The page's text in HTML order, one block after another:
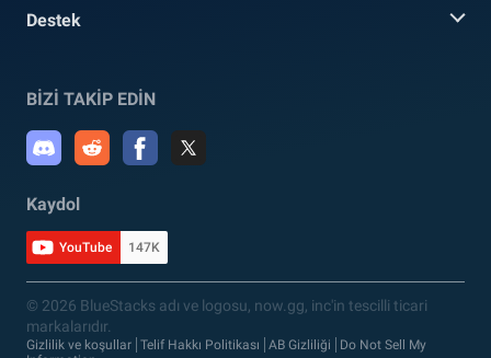
Destek
BİZİ TAKİP EDİN
Kaydol
YouTube 147K
© 2026 BlueStacks adı ve logosu, now.gg, inc'in tescilli ticari
markalarıdır.
Gizlilik ve koşullar Telif Hakkı Politikası AB Gizliliği
Do Not Sell My